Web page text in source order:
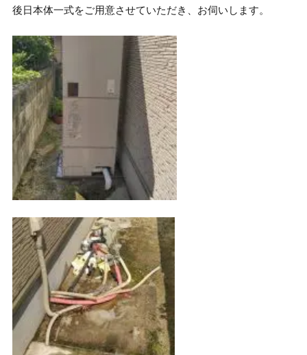
後日本体一式をご用意させていただき、お伺いします。